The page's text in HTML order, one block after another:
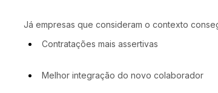
Já empresas que consideram o contexto
Contratações mais assertivas
Melhor integração do novo colaborador